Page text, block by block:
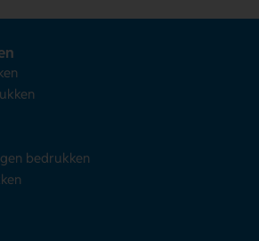
bedrukken